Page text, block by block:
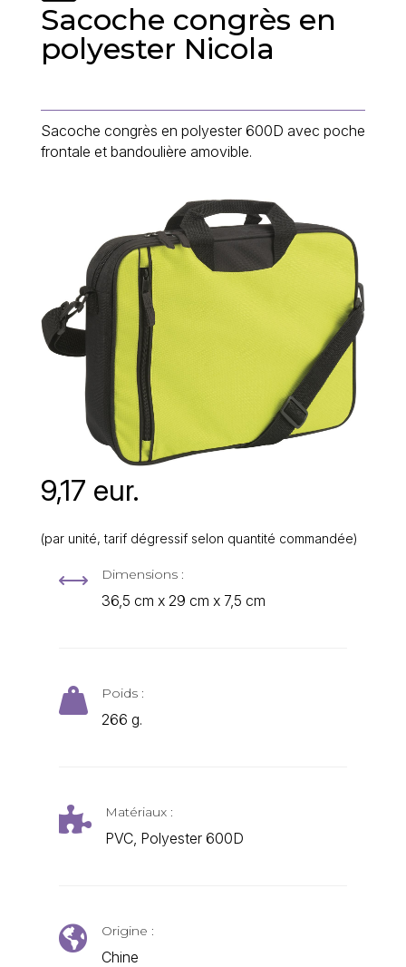
9,17 eur.
(par unité, tarif dégressif selon quantité commandée)
Sacoche congrès en
polyester Nicola
Sacoche congrès en polyester 600D avec poche
frontale et bandoulière amovible.
, Dimensions :
36,5 cm x 29 cm x 7,5 cm
 Poids :
266 g.
 Matériaux :
PVC, Polyester 600D
 Origine :
Chine